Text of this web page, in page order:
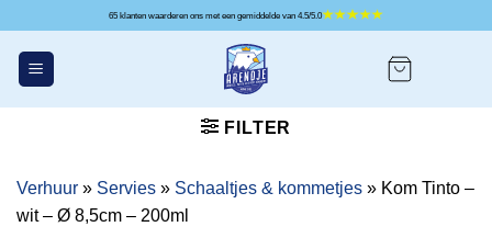
inhoud
65 klanten waarderen ons met een gemiddelde van 4.5/5.0
FILTER
Verhuur » Servies » Schaaltjes & kommetjes » Kom Tinto –
wit – Ø 8,5cm – 200ml